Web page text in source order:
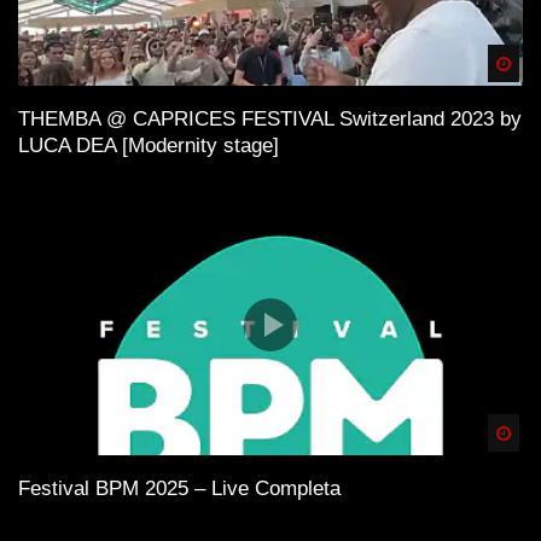
THEMBA @ CAPRICES FESTIVAL Switzerland 2023 by
LUCA DEA [Modernity stage]
Festival BPM 2025 – Live Completa